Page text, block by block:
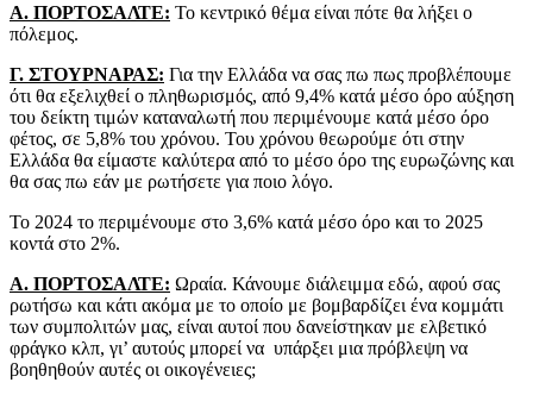
Α. ΠΟΡΤΟΣΑΛΤΕ: Το κεντρικό θέμα είναι πότε θα λήξει ο
πόλεμος.
Γ. ΣΤΟΥΡΝΑΡΑΣ: Για την Ελλάδα να σας πω πως προβλέπουμε
ότι θα εξελιχθεί ο πληθωρισμός, από 9,4% κατά μέσο όρο αύξηση
του δείκτη τιμών καταναλωτή που περιμένουμε κατά μέσο όρο
φέτος, σε 5,8% του χρόνου. Του χρόνου θεωρούμε ότι στην
Ελλάδα θα είμαστε καλύτερα από το μέσο όρο της ευρωζώνης και
θα σας πω εάν με ρωτήσετε για ποιο λόγο.
Το 2024 το περιμένουμε στο 3,6% κατά μέσο όρο και το 2025
κοντά στο 2%.
Α. ΠΟΡΤΟΣΑΛΤΕ: Ωραία. Κάνουμε διάλειμμα εδώ, αφού σας
ρωτήσω και κάτι ακόμα με το οποίο με βομβαρδίζει ένα κομμάτι
των συμπολιτών μας, είναι αυτοί που δανείστηκαν με ελβετικό
φράγκο κλπ, γι’ αυτούς μπορεί να υπάρξει μια πρόβλεψη να
βοηθηθούν αυτές οι οικογένειες;